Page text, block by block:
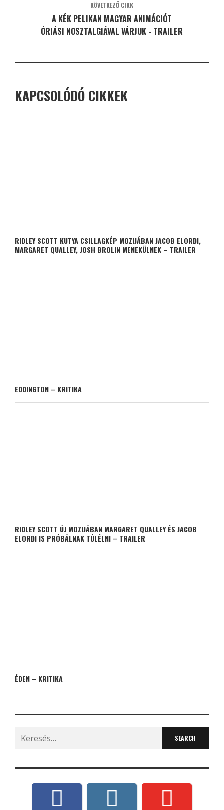
KÖVETKEZŐ CIKK
A KÉK PELIKAN MAGYAR ANIMÁCIÓT
ÓRIÁSI NOSZTALGIÁVAL VÁRJUK - TRAILER
KAPCSOLÓDÓ CIKKEK
RIDLEY SCOTT KUTYA CSILLAGKÉP MOZIJÁBAN JACOB ELORDI,
MARGARET QUALLEY, JOSH BROLIN MENEKÜLNEK – TRAILER
EDDINGTON – KRITIKA
RIDLEY SCOTT ÚJ MOZIJÁBAN MARGARET QUALLEY ÉS JACOB
ELORDI IS PRÓBÁLNAK TÚLÉLNI – TRAILER
ÉDEN – KRITIKA
Search
for: